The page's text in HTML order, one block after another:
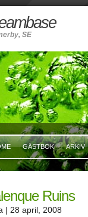
SE
GÄSTBOK ARKIV
Ruins
| 28 april, 2008